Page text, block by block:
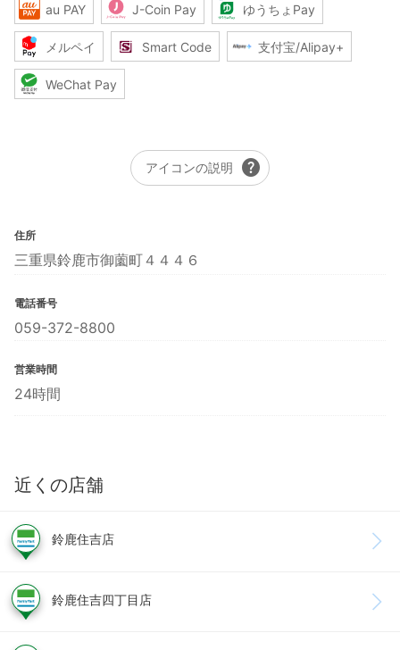
au PAY J-Coin Pay ゆうちょPay
メルペイ Smart Code 支付宝/Alipay+
WeChat Pay
アイコンの説明 help
住所
三重県鈴鹿市御薗町４４４６
電話番号
059-372-8800
営業時間
24時間
近くの店舗
鈴鹿住吉店
鈴鹿住吉四丁目店